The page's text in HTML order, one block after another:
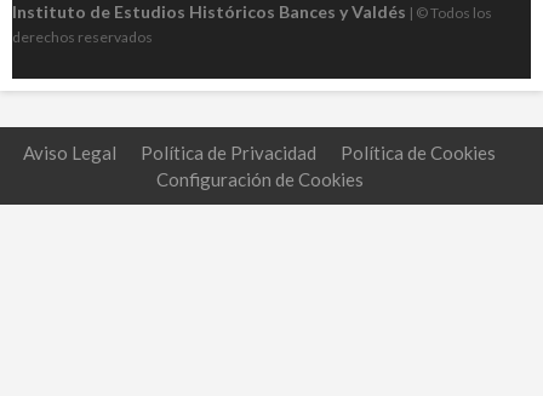
Instituto de Estudios Históricos Bances y Valdés | © Todos los
derechos reservados
Aviso Legal Política de Privacidad
Política de Cookies
Configuración de Cookies